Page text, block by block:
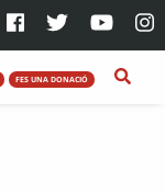
FES UNA DONACIÓ